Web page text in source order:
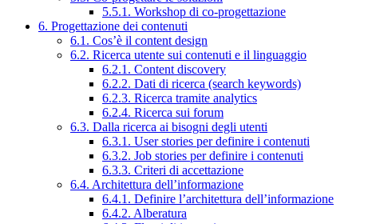
5.5.1. Workshop di co-progettazione
6. Progettazione dei contenuti
6.1. Cos’è il content design
6.2. Ricerca utente sui contenuti e il linguaggio
6.2.1. Content discovery
6.2.2. Dati di ricerca (search keywords)
6.2.3. Ricerca tramite analytics
6.2.4. Ricerca sui forum
6.3. Dalla ricerca ai bisogni degli utenti
6.3.1. User stories per definire i contenuti
6.3.2. Job stories per definire i contenuti
6.3.3. Criteri di accettazione
6.4. Architettura dell’informazione
6.4.1. Definire l’architettura dell’informazione
6.4.2. Alberatura